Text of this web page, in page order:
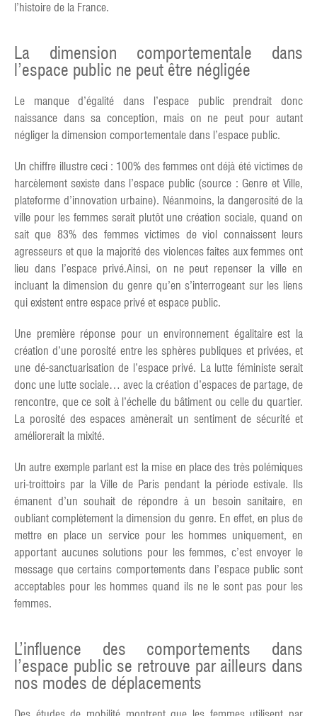
l’histoire de la France.
La dimension comportementale dans
l’espace public ne peut être négligée
Le manque d’égalité dans l’espace public prendrait donc
naissance dans sa conception, mais on ne peut pour autant
négliger la dimension comportementale dans l’espace public.
Un chiffre illustre ceci : 100% des femmes ont déjà été victimes de
harcèlement sexiste dans l’espace public (source : Genre et Ville,
plateforme d’innovation urbaine). Néanmoins, la dangerosité de la
ville pour les femmes serait plutôt une création sociale, quand on
sait que 83% des femmes victimes de viol connaissent leurs
agresseurs et que la majorité des violences faites aux femmes ont
lieu dans l’espace privé.Ainsi, on ne peut repenser la ville en
incluant la dimension du genre qu’en s’interrogeant sur les liens
qui existent entre espace privé et espace public.
Une première réponse pour un environnement égalitaire est la
création d’une porosité entre les sphères publiques et privées, et
une dé-sanctuarisation de l’espace privé. La lutte féministe serait
donc une lutte sociale… avec la création d’espaces de partage, de
rencontre, que ce soit à l’échelle du bâtiment ou celle du quartier.
La porosité des espaces amènerait un sentiment de sécurité et
améliorerait la mixité.
Un autre exemple parlant est la mise en place des très polémiques
uri-troittoirs par la Ville de Paris pendant la période estivale. Ils
émanent d’un souhait de répondre à un besoin sanitaire, en
oubliant complètement la dimension du genre. En effet, en plus de
mettre en place un service pour les hommes uniquement, en
apportant aucunes solutions pour les femmes, c’est envoyer le
message que certains comportements dans l’espace public sont
acceptables pour les hommes quand ils ne le sont pas pour les
femmes.
L’influence des comportements dans
l’espace public se retrouve par ailleurs dans
nos modes de déplacements